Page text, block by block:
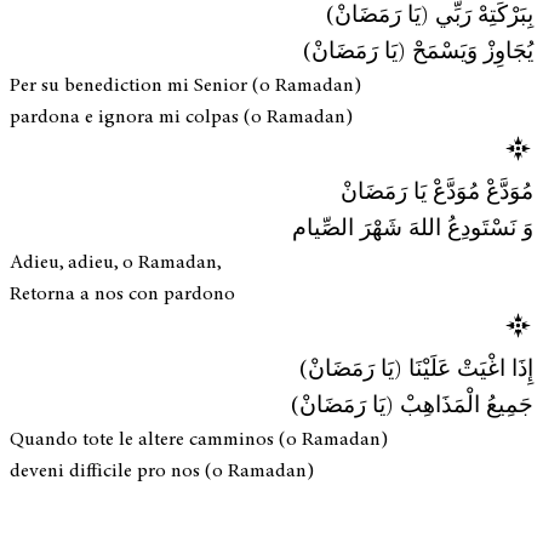
بِبَرْكَتِهْ رَبِّي (يَا رَمَضَانْ)
يُجَاوِزْ وَيَسْمَحْ (يَا رَمَضَانْ)
Per su benediction mi Senior (o Ramadan)
pardona e ignora mi colpas (o Ramadan)
مُوَدَّعْ مُوَدَّعْ يَا رَمَضَانْ
وَ نَسْتَودِعُ اللهَ شَهْرَ الصِّيام
Adieu, adieu, o Ramadan,
Retorna a nos con pardono
إِذَا اغْيَتْ عَلَيْنَا (يَا رَمَضَانْ)
جَمِيعُ الْمَذَاهِبْ (يَا رَمَضَانْ)
Quando tote le altere camminos (o Ramadan)
deveni difficile pro nos (o Ramadan)